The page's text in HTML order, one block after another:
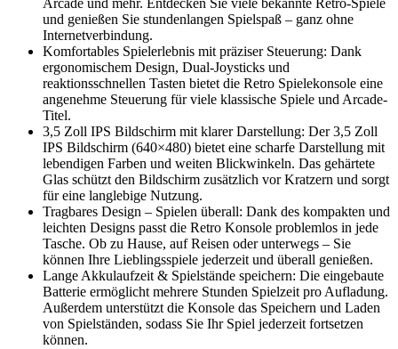
Arcade und mehr. Entdecken Sie viele bekannte Retro-Spiele
und genießen Sie stundenlangen Spielspaß – ganz ohne
Internetverbindung.
Komfortables Spielerlebnis mit präziser Steuerung: Dank
ergonomischem Design, Dual-Joysticks und
reaktionsschnellen Tasten bietet die Retro Spielekonsole eine
angenehme Steuerung für viele klassische Spiele und Arcade-
Titel.
3,5 Zoll IPS Bildschirm mit klarer Darstellung: Der 3,5 Zoll
IPS Bildschirm (640×480) bietet eine scharfe Darstellung mit
lebendigen Farben und weiten Blickwinkeln. Das gehärtete
Glas schützt den Bildschirm zusätzlich vor Kratzern und sorgt
für eine langlebige Nutzung.
Tragbares Design – Spielen überall: Dank des kompakten und
leichten Designs passt die Retro Konsole problemlos in jede
Tasche. Ob zu Hause, auf Reisen oder unterwegs – Sie
können Ihre Lieblingsspiele jederzeit und überall genießen.
Lange Akkulaufzeit & Spielstände speichern: Die eingebaute
Batterie ermöglicht mehrere Stunden Spielzeit pro Aufladung.
Außerdem unterstützt die Konsole das Speichern und Laden
von Spielständen, sodass Sie Ihr Spiel jederzeit fortsetzen
können.